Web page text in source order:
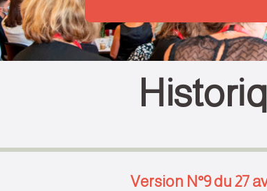
Version N°9 du 27